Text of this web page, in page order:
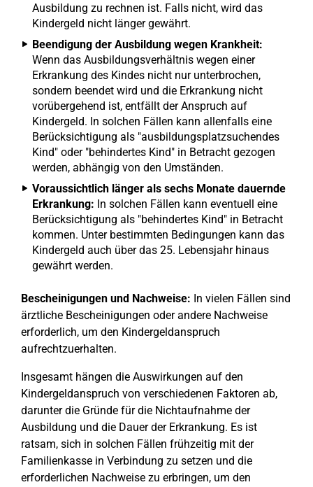
Ausbildung zu rechnen ist. Falls nicht, wird das
Kindergeld nicht länger gewährt.
Beendigung der Ausbildung wegen Krankheit:
Wenn das Ausbildungsverhältnis wegen einer
Erkrankung des Kindes nicht nur unterbrochen,
sondern beendet wird und die Erkrankung nicht
vorübergehend ist, entfällt der Anspruch auf
Kindergeld. In solchen Fällen kann allenfalls eine
Berücksichtigung als "ausbildungsplatzsuchendes
Kind" oder "behindertes Kind" in Betracht gezogen
werden, abhängig von den Umständen.
Voraussichtlich länger als sechs Monate dauernde
Erkrankung: In solchen Fällen kann eventuell eine
Berücksichtigung als "behindertes Kind" in Betracht
kommen. Unter bestimmten Bedingungen kann das
Kindergeld auch über das 25. Lebensjahr hinaus
gewährt werden.
Bescheinigungen und Nachweise: In vielen Fällen sind
ärztliche Bescheinigungen oder andere Nachweise
erforderlich, um den Kindergeldanspruch
aufrechtzuerhalten.
Insgesamt hängen die Auswirkungen auf den
Kindergeldanspruch von verschiedenen Faktoren ab,
darunter die Gründe für die Nichtaufnahme der
Ausbildung und die Dauer der Erkrankung. Es ist
ratsam, sich in solchen Fällen frühzeitig mit der
Familienkasse in Verbindung zu setzen und die
erforderlichen Nachweise zu erbringen, um den